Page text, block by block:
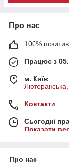
Про нас
100%
Працює з
м. Київ
Лютеранська,
Контакти
Сьогодні
Показати
Про нас